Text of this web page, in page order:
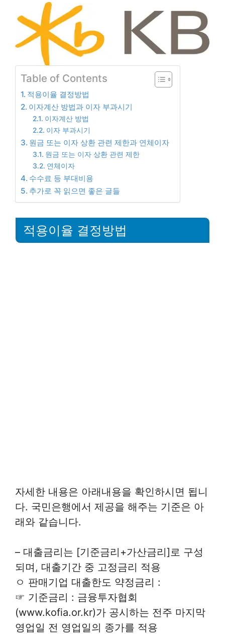
Table of Contents
적용이율 결정방법
이자계산 방법과 이자 부과시기
이자계산 방법
이자 부과시기
원금 또는 이자 상환 관련 제한과 연체이자
원금 또는 이자 상환 관련 제한
연체이자
수수료 등 부대비용
추가로 꼭 읽으면 좋은 글들
적용이율 결정방법
자세한 내용은 아래내용을 확인하시면 됩니
다. 국민은행에서 제공을 해주는 기준은 아
래와 같습니다.
– 대출금리는 [기준금리+가산금리]로 구성
되며, 대출기간 중 고정금리 적용
ㅇ 판매기업 대출한도 약정금리 :
☞ 기준금리 : 금융투자협회
(www.kofia.or.kr)가 공시하는 전주 마지막
영업일 전 영업일의 종가를 적용